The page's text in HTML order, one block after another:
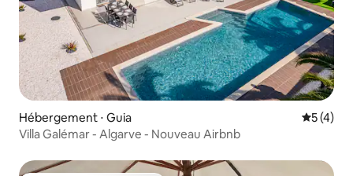
Hébergement ⋅ Guia
5 (4)
Villa Galémar - Algarve - Nouveau Airbnb